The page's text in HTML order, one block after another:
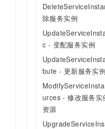
除服务实例
c - 变配服务实例
bute - 更新服务实
urces - 修改服务实
资源